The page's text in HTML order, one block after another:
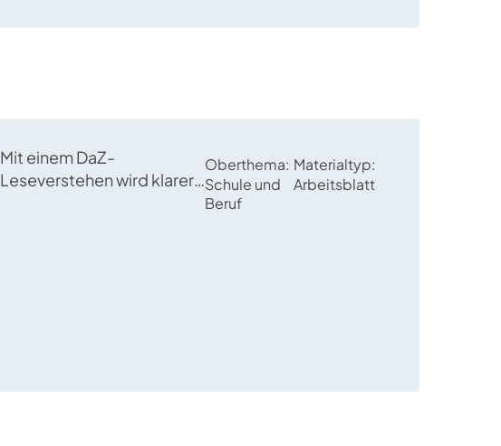
Mit einem DaZ-
Leseverstehen wird klarer,
Oberthema
Schule und
Beruf
Materialtyp
Arbeitsblatt